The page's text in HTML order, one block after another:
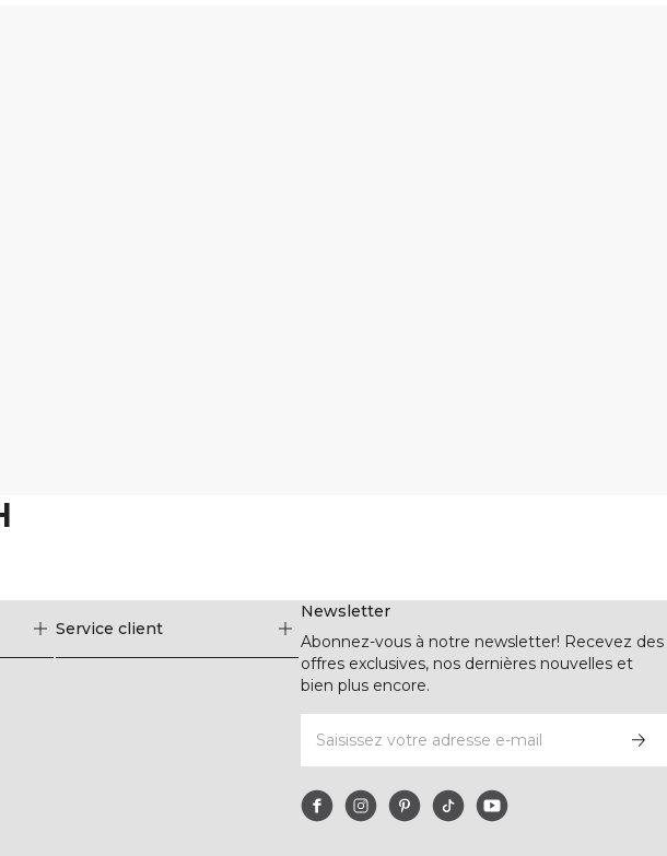
Service client
Newsletter
Abonnez-vous à notre newsletter! Recevez des
offres exclusives, nos dernières nouvelles et
bien plus encore.